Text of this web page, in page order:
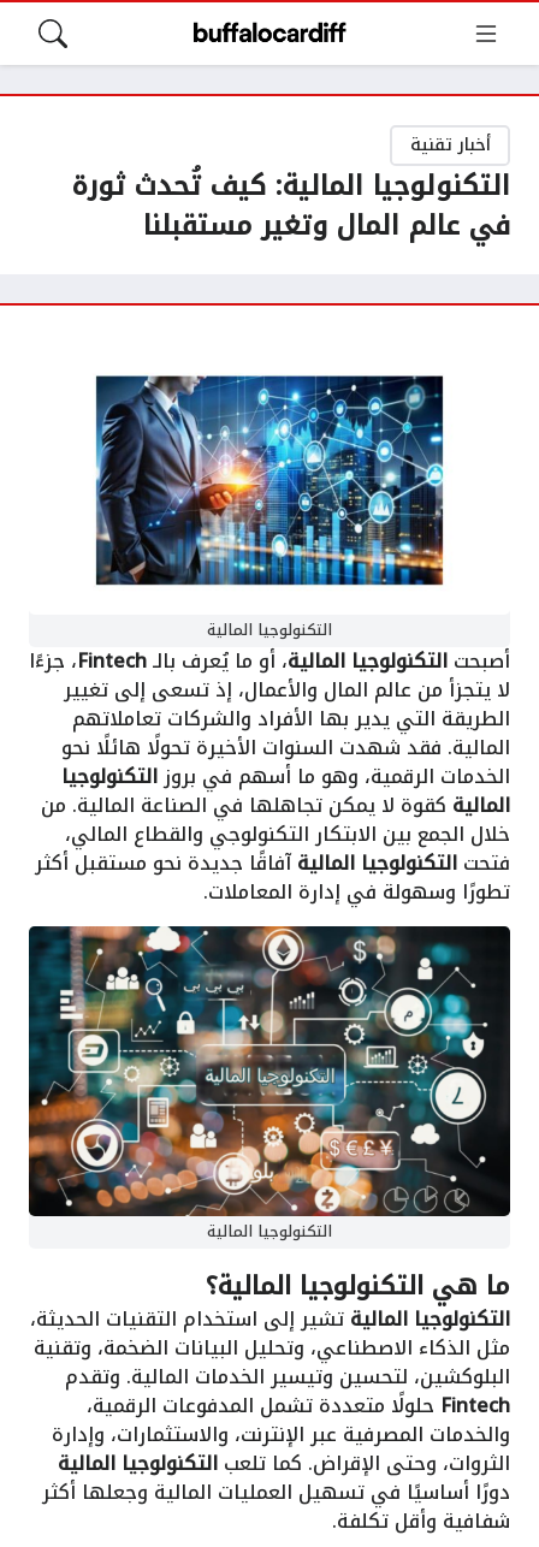
أخبار تقنية
التكنولوجيا المالية: كيف تُحدث ثورة
في عالم المال وتغير مستقبلنا
التكنولوجيا المالية
أصبحتالتكنولوجيا المالية، أو ما يُعرف بالـ ، جزءًا
لا يتجزأ من عالم المال والأعمال، إذ تسعى إلى تغيير
الطريقة التي يدير بها الأفراد والشركات تعاملاتهم
المالية. فقد شهدت السنوات الأخيرة تحولًا هائلًا نحو
الخدمات الرقمية، وهو ما أسهم في بروزالتكنولوجيا
المالية كقوة لا يمكن تجاهلها في الصناعة المالية. من
خلال الجمع بين الابتكار التكنولوجي والقطاع المالي،
فتحتالتكنولوجيا الماليةآفاقًا جديدة نحو مستقبل أكثر
تطورًا وسهولة في إدارة المعاملات.
التكنولوجيا المالية
ما هي التكنولوجيا المالية؟
التكنولوجيا الماليةتشير إلى استخدام التقنيات الحديثة،
مثل الذكاء الاصطناعي، وتحليل البيانات الضخمة، وتقنية
البلوكشين، لتحسين وتيسير الخدمات المالية. وتقدم
Fintech حلولًا متعددة تشمل المدفوعات الرقمية،
والخدمات المصرفية عبر الإنترنت، والاستثمارات، وإدارة
الثروات، وحتى الإقراض. كما تلعبالتكنولوجيا المالية
دورًا أساسيًا في تسهيل العمليات المالية وجعلها أكثر
شفافية وأقل تكلفة.